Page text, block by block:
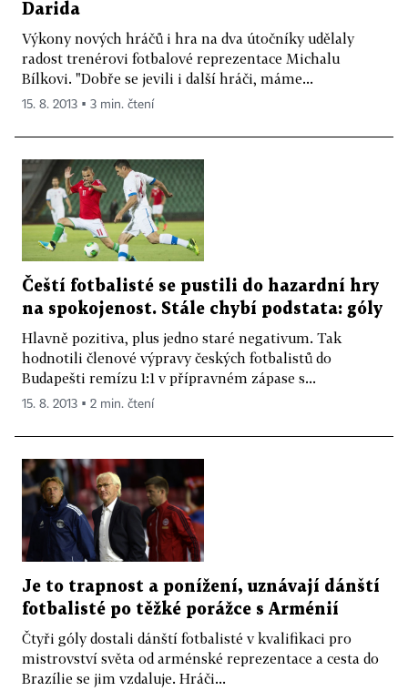
Darida
Výkony nových hráčů i hra na dva útočníky udělaly
radost trenérovi fotbalové reprezentace Michalu
Bílkovi. "Dobře se jevili i další hráči, máme...
15. 8. 2013 ▪ 3 min. čtení
Čeští fotbalisté se pustili do hazardní hry
na spokojenost. Stále chybí podstata: góly
Hlavně pozitiva, plus jedno staré negativum. Tak
hodnotili členové výpravy českých fotbalistů do
Budapešti remízu 1:1 v přípravném zápase s...
15. 8. 2013 ▪ 2 min. čtení
Je to trapnost a ponížení, uznávají dánští
fotbalisté po těžké porážce s Arménií
Čtyři góly dostali dánští fotbalisté v kvalifikaci pro
mistrovství světa od arménské reprezentace a cesta do
Brazílie se jim vzdaluje. Hráči...